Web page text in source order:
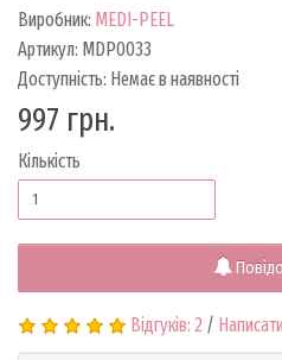
Виробник: MEDI-PEEL
Артикул: MDP0033
Доступність: Немає в наявності
997 грн.
Кількість
Відгуків: 2 /